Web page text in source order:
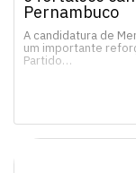
Pernambuco
A candidatura de
um importante
Partido…